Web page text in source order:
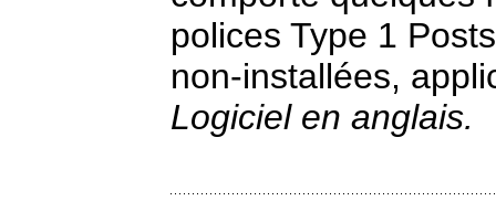
polices Type 1
non-installées,
Logiciel en anglais.